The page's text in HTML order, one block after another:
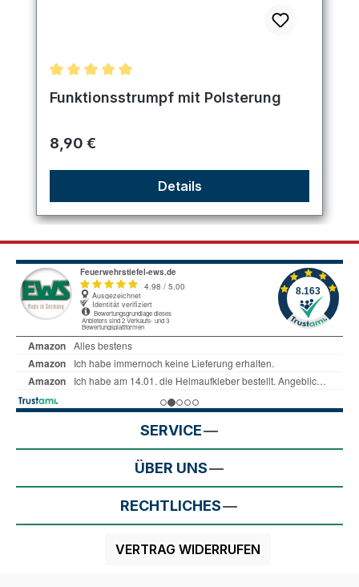
Durchschnittliche Bewertung von 5 von 5 Sternen
Funktionsstrumpf mit Polsterung
Regulärer Preis:
8,90 €
Details
SERVICE
ÜBER UNS
RECHTLICHES
VERTRAG WIDERRUFEN